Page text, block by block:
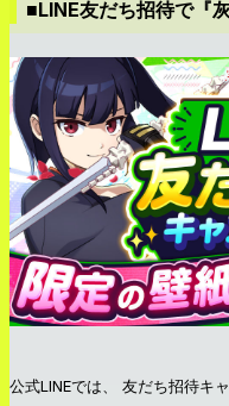
■LINE友だち招待で『
公式LINEでは、 友だち招待キ